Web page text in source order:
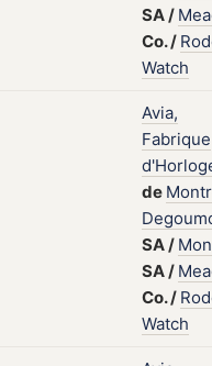
SA/
Co./
Watch
Avia,
Fabrique
de
SA/
SA/
Co./
Watch